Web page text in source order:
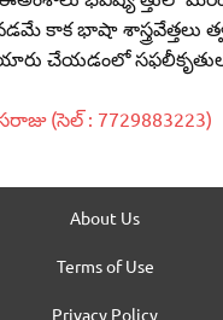
కాక భాషా
చేయడంలో
(సెల్‌ : 7729883223)
About Us
Terms of Use
Privacy Policy